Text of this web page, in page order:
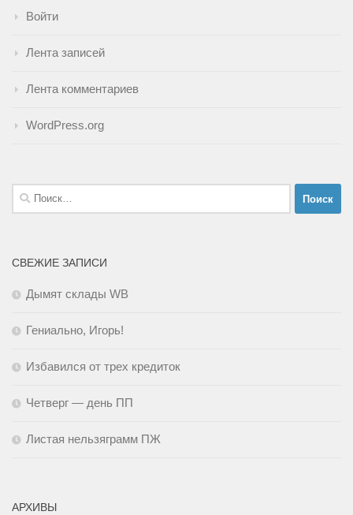
Войти
Лента записей
Лента комментариев
WordPress.org
Найти:
СВЕЖИЕ ЗАПИСИ
Дымят склады WB
Гениально, Игорь!
Избавился от трех кредиток
Четверг — день ПП
Листая нельзяграмм ПЖ
АРХИВЫ